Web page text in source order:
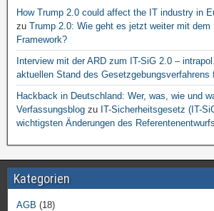
How Trump 2.0 could affect the IT industry in
zu Trump 2.0: Wie geht es jetzt weiter mit dem
Framework?
Interview mit der ARD zum IT-SiG 2.0 –
aktuellen Stand des Gesetzgebungsverfahrens
Hackback in Deutschland: Wer, was, wie und
Verfassungsblog zu IT-Sicherheitsgesetz (IT-
wichtigsten Änderungen des
Kategorien
AGB (18)